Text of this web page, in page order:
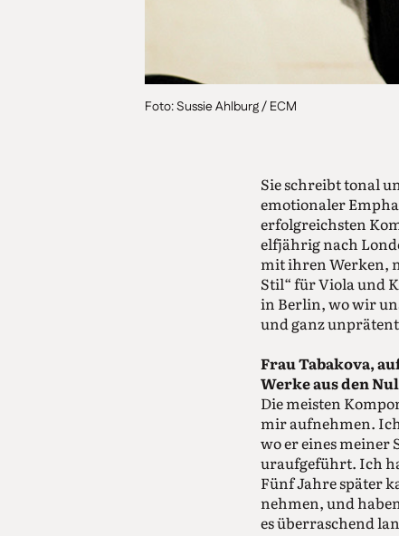
Foto: Sussie Ahlburg / ECM
Sie schreibt tonal
emotionaler
erfolgreichsten
elfjährig nach
mit ihren Werken,
Stil“ für Viola und
in Berlin, wo wir
und ganz
Frau Tabakova,
Werke aus den
Die meisten
mir aufnehmen.
wo er eines meiner
uraufgeführt. Ich
Fünf Jahre später
nehmen, und
es überraschend